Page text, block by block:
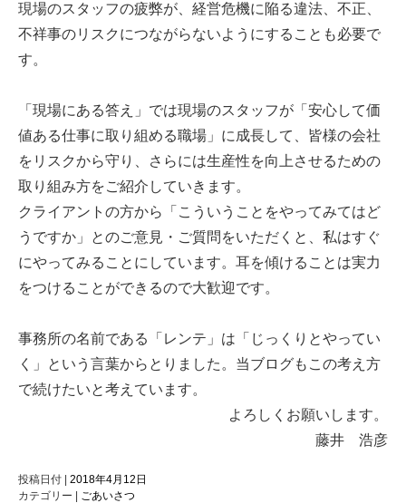
現場のスタッフの疲弊が、経営危機に陥る違法、不正、
不祥事のリスクにつながらないようにすることも必要で
す。
「現場にある答え」では現場のスタッフが「安心して価
値ある仕事に取り組める職場」に成長して、皆様の会社
をリスクから守り、さらには生産性を向上させるための
取り組み方をご紹介していきます。
クライアントの方から「こういうことをやってみてはど
うですか」とのご意見・ご質問をいただくと、私はすぐ
にやってみることにしています。耳を傾けることは実力
をつけることができるので大歓迎です。
事務所の名前である「レンテ」は「じっくりとやってい
く」という言葉からとりました。当ブログもこの考え方
で続けたいと考えています。
よろしくお願いします。
藤井 浩彦
投稿日付 | 2018年4月12日
カテゴリー | ごあいさつ